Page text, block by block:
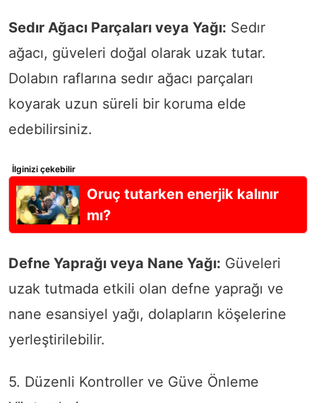
Sedır Ağacı Parçaları veya Yağı: Sedır
ağacı, güveleri doğal olarak uzak tutar.
Dolabın raflarına sedır ağacı parçaları
koyarak uzun süreli bir koruma elde
edebilirsiniz.
İlginizi çekebilir
Oruç tutarken enerjik kalınır
mı?
Defne Yaprağı veya Nane Yağı: Güveleri
uzak tutmada etkili olan defne yaprağı ve
nane esansiyel yağı, dolapların köşelerine
yerleştirilebilir.
5. Düzenli Kontroller ve Güve Önleme